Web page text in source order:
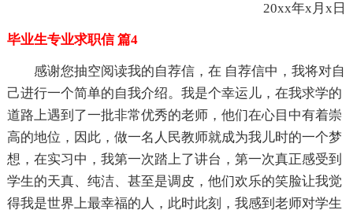
20xx年x月x日
毕业生专业求职信 篇4
感谢您抽空阅读我的自荐信，在 自荐信中，我将对自
己进行一个简单的自我介绍。我是个幸运儿，在我求学的
道路上遇到了一批非常优秀的老师，他们在心目中有着崇
高的地位，因此，做一名人民教师就成为我儿时的一个梦
想，在实习中，我第一次踏上了讲台，第一次真正感受到
学生的天真、纯洁、甚至是调皮，他们欢乐的笑脸让我觉
得我是世界上最幸福的人，此时此刻，我感到老师对学生